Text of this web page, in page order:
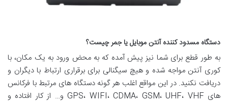
دستگاه مسدود کننده آنتن موبایل یا جمر چیست؟
به طور قطع برای شما نیز پیش آمده که به محض ورود به یک مکان، با
کوری آنتن مواجه شده و هیچ سیگنالی برای برقراری ارتباط با دیگران و
دریافت نکنید. در این مواقع اغلب هر گونه دستگاه های مرتبط با فرکانس
های GPS، WIFI، CDMA، GSM، UHF، VHF و… از کار افتاده و